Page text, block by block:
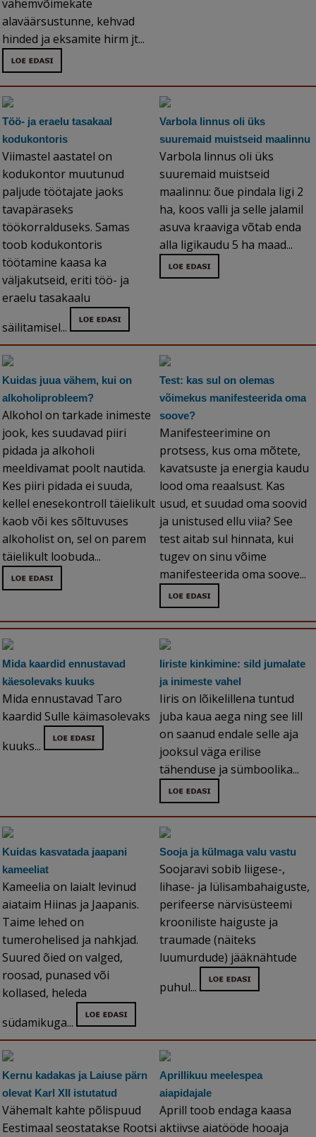
vähemvõimekate
alaväärsustunne, kehvad
hinded ja eksamite hirm jt...
Töö- ja eraelu tasakaal
kodukontoris
Viimastel aastatel on
kodukontor muutunud
paljude töötajate jaoks
tavapäraseks
töökorralduseks. Samas
toob kodukontoris
töötamine kaasa ka
väljakutseid, eriti töö- ja
eraelu tasakaalu
säilitamisel...
Varbola linnus oli üks
suuremaid muistseid maalinnu
Varbola linnus oli üks
suuremaid muistseid
maalinnu: õue pindala ligi 2
ha, koos valli ja selle jalamil
asuva kraaviga võtab enda
alla ligikaudu 5 ha maad...
Kuidas juua vähem, kui on
alkoholiprobleem?
Alkohol on tarkade inimeste
jook, kes suudavad piiri
pidada ja alkoholi
meeldivamat poolt nautida.
Kes piiri pidada ei suuda,
kellel enesekontroll täielikult
kaob või kes sõltuvuses
alkoholist on, sel on parem
täielikult loobuda...
Test: kas sul on olemas
võimekus manifesteerida oma
soove?
Manifesteerimine on
protsess, kus oma mõtete,
kavatsuste ja energia kaudu
lood oma reaalsust. Kas
usud, et suudad oma soovid
ja unistused ellu viia? See
test aitab sul hinnata, kui
tugev on sinu võime
manifesteerida oma soove...
Mida kaardid ennustavad
käesolevaks kuuks
Mida ennustavad Taro
kaardid Sulle käimasolevaks
kuuks...
Iiriste kinkimine: sild jumalate
ja inimeste vahel
Iiris on lõikelillena tuntud
juba kaua aega ning see lill
on saanud endale selle aja
jooksul väga erilise
tähenduse ja sümboolika...
Kuidas kasvatada jaapani
kameeliat
Kameelia on laialt levinud
aiataim Hiinas ja Jaapanis.
Taime lehed on
tumerohelised ja nahkjad.
Suured õied on valged,
roosad, punased või
kollased, heleda
südamikuga...
Sooja ja külmaga valu vastu
Soojaravi sobib liigese-,
lihase- ja lülisambahaiguste,
perifeerse närvisüsteemi
krooniliste haiguste ja
traumade (näiteks
luumurdude) jääknähtude
puhul...
Kernu kadakas ja Laiuse pärn
olevat Karl XII istutatud
Vähemalt kahte põlispuud
Eestimaal seostatakse Rootsi
Aprillikuu meelespea
aiapidajale
Aprill toob endaga kaasa
aktiivse aiatööde hooaja